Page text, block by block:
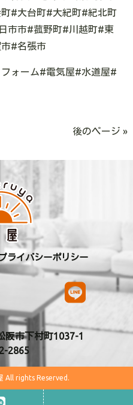
#大台町#大紀町#紀北町
市市#菰野町#川越町#東
#名張市
ォーム#電気屋#水道屋#
後のページ »
ライバシーポリシー
阪市下村町1037-1
2865
All rights Reserved.